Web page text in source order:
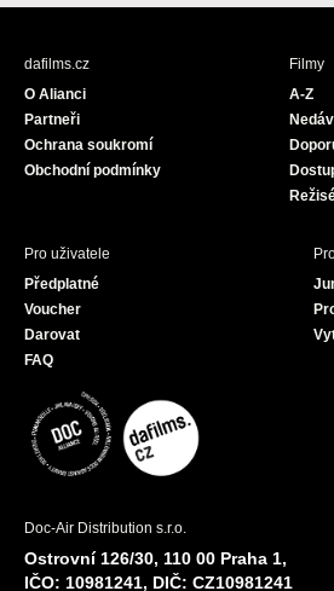
c
s
dafilms.cz
O Alianci
Partneři
Ochrana soukromí
Obchodní podmínky
Filmy
A-Z
Pro uživatele
Předplatné
Voucher
Darovat
FAQ
Doc-Air Distribution s.r.o.
Ostrovní 126/30, 110 00 Praha 1,
IČO: 10981241, DIČ: CZ10981241